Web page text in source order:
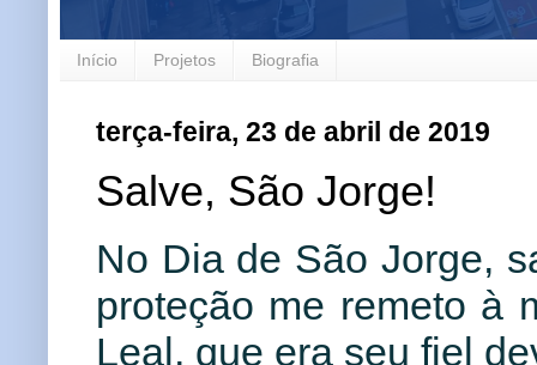
Início Projetos Biografia
terça-feira, 23 de abril de 2019
Salve, São Jorge!
No Dia de São Jorge,
proteção me remeto à
Leal, que era seu fiel